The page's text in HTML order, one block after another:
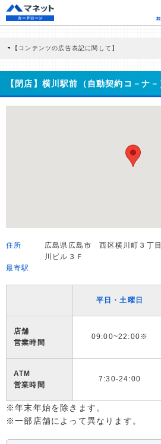
【コンテンツの広告表記に関して】
商品を根拠なくPRするものではなく、当編集部の
どに基づき、公平性を担保した情報提供を行ってい
>提携企業一覧
【閉店】横川駅前（自動契約コ－ナ－
住所
広島県広島市 西区横川町３丁
川ビル３Ｆ
最寄駅
平日・土曜日
店舗
営業時間
09:00~22:00※
ATM
営業時間
7:30-24:00
※年末年始を除きます。
※一部店舗によって異なります。